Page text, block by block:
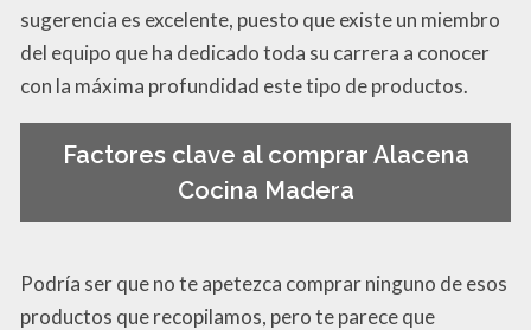
sugerencia es excelente, puesto que existe un miembro
del equipo que ha dedicado toda su carrera a conocer
con la máxima profundidad este tipo de productos.
Factores clave al comprar Alacena
Cocina Madera
Podría ser que no te apetezca comprar ninguno de esos
productos que recopilamos, pero te parece que